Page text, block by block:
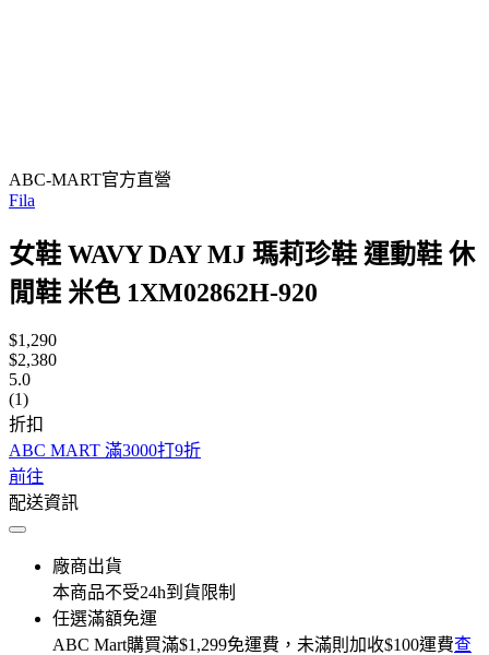
ABC-MART官方直營
Fila
女鞋 WAVY DAY MJ 瑪莉珍鞋 運動鞋 休
閒鞋 米色 1XM02862H-920
$1,290
$2,380
5.0
(1)
折扣
ABC MART 滿3000打9折
前往
配送資訊
廠商出貨
本商品不受24h到貨限制
任選滿額免運
ABC Mart購買滿$1,299免運費，未滿則加收$100運費查